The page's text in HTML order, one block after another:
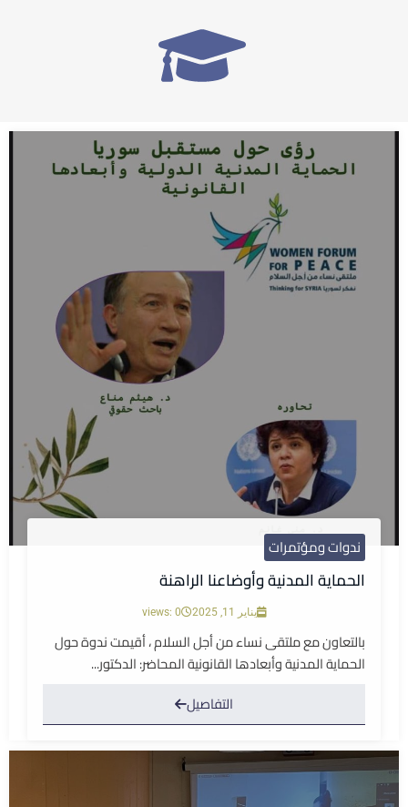
ندوات ومؤتمرات
الحماية المدنية وأوضاعنا الراهنة
يناير 11, 2025 views: 0
بالتعاون مع ملتقى نساء من أجل السلام ، أقيمت ندوة حول
الحماية المدنية وأبعادها القانونية المحاضر: الدكتور...
التفاصيل